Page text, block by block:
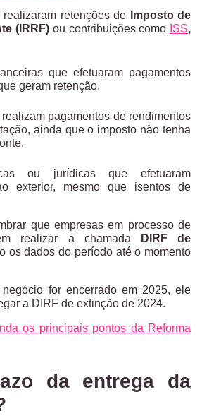
realizaram retenções de
Imposto de
(IRRF) ou contribuições como ISS,
que efetuaram pagamentos
geram retenção.
pagamentos de rendimentos
ainda que o imposto não tenha
ou jurídicas que efetuaram
exterior, mesmo que isentos de
que empresas em processo de
realizar a chamada
DIRF de
os dados do período até o momento
for encerrado em 2025, ele
a DIRF de extinção de 2024.
os principais pontos da Reforma
da entrega da